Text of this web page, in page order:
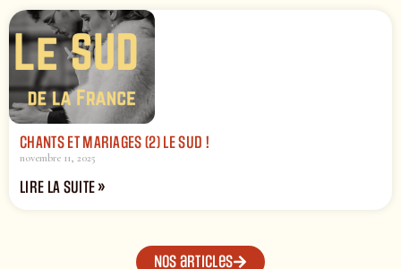
CHANTS ET MARIAGES (2) LE SUD !
novembre 11, 2025
LIRE LA SUITE »
Nos articles